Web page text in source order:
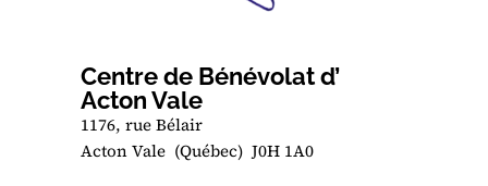
Centre de Bénévolat d’
Acton Vale
1176, rue Bélair
Acton Vale (Québec) J0H 1A0